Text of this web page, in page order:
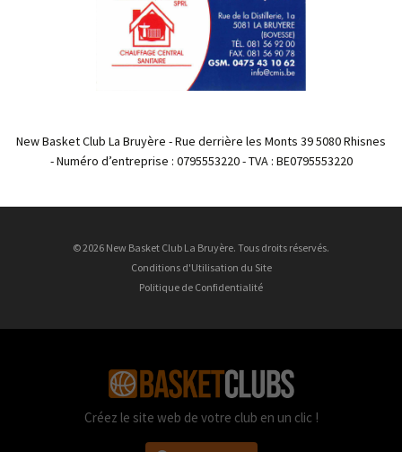
New Basket Club La Bruyère - Rue derrière les Monts 39 5080 Rhisnes
- Numéro d’entreprise : 0795553220 - TVA : BE0795553220
© 2026 New Basket Club La Bruyère. Tous droits réservés.
Conditions d'Utilisation du Site
Politique de Confidentialité
Créez le site web de votre club en un clic !